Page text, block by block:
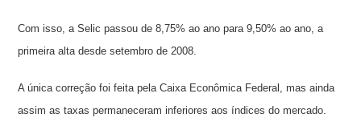
Com isso, a Selic passou de 8,75% ao ano para 9,50% ao ano, a
primeira alta desde setembro de 2008.
A única correção foi feita pela Caixa Econômica Federal, mas ainda
assim as taxas permaneceram inferiores aos índices do mercado.